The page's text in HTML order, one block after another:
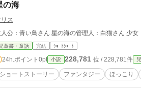
の海
ス
童書・童話 完結 ｼｮｰﾄｼｮｰﾄ
24h.ポイント 0pt 小説 228,781 位 / 228,781件
ショートストーリー ファンタジー ほっこり